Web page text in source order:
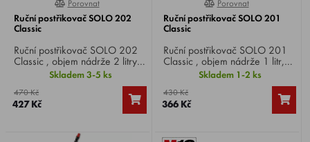
100%
Porovnat
Ruční postřikovač SOLO 202
Classic
Ruční postřikovač SOLO 202
Classic , objem nádrže 2 litry,
pracovní tlak 3 bary,
přetlakový ventil, univerzální
nastavitelná tryska.
Skladem 3-5 ks
470 Kč
427 Kč
0%
Porovnat
Ruční postřikovač SOLO 201
Classic
Ruční postřikovač SOLO 201
Classic , objem nádrže 1 litr,
pracovní tlak 3 bary,
přetlakový ventil, univerzální
nastavitelná tryska.
Skladem 1-2 ks
430 Kč
366 Kč